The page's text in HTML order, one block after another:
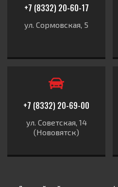
+7 (8332) 20-60-17
ул. Сормовская, 5
+7 (8332) 20-69-00
ул. Советская, 14
(Нововятск)